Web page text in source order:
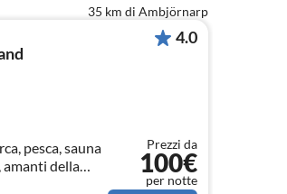
35 km di Ambjörnarp
pesca, sauna
amanti della
4.0
Prezzi da
100€
per notte